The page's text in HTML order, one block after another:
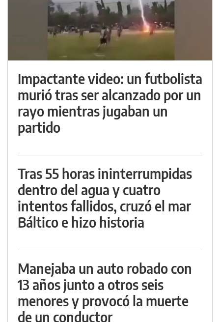
Impactante video: un futbolista
murió tras ser alcanzado por un
rayo mientras jugaban un
partido
Tras 55 horas ininterrumpidas
dentro del agua y cuatro
intentos fallidos, cruzó el mar
Báltico e hizo historia
Manejaba un auto robado con
13 años junto a otros seis
menores y provocó la muerte
de un conductor